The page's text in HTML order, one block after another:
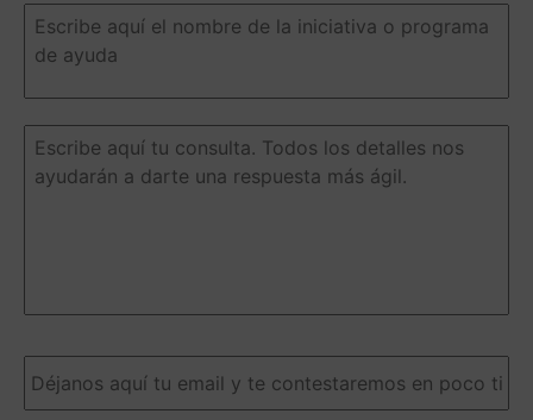
Escribe
aquí
el
la
iniciativa
Escribe
aquí
tu
darte
una
Email (Obligatorio)